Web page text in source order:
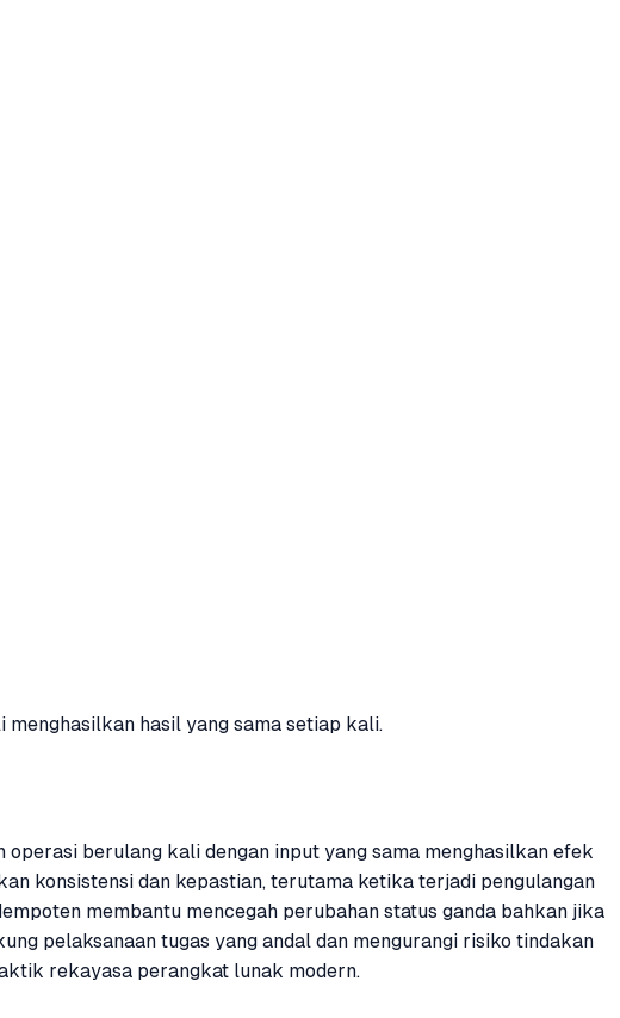
hasil yang sama setiap kali.
berulang kali dengan input yang sama menghasilkan efek
konsistensi dan kepastian, terutama ketika terjadi pengulangan
membantu mencegah perubahan status ganda bahkan jika
pelaksanaan tugas yang andal dan mengurangi risiko tindakan
rekayasa perangkat lunak modern.